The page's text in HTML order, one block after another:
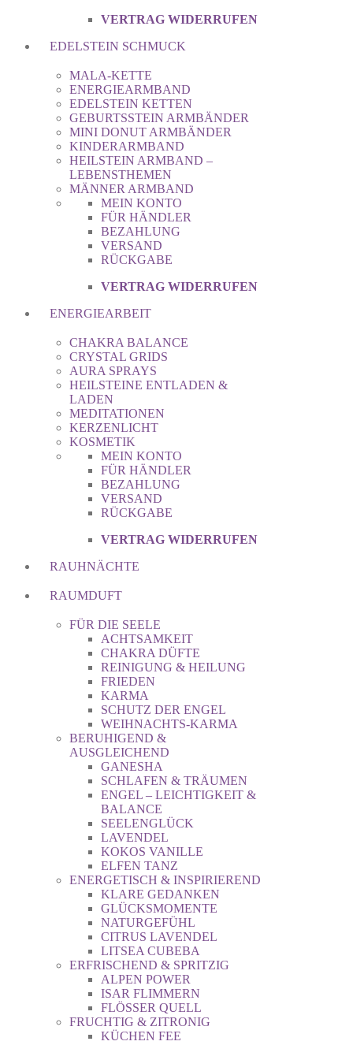
VERTRAG WIDERRUFEN
EDELSTEIN SCHMUCK
MALA-KETTE
ENERGIEARMBAND
EDELSTEIN KETTEN
GEBURTSSTEIN ARMBÄNDER
MINI DONUT ARMBÄNDER
KINDERARMBAND
HEILSTEIN ARMBAND –
LEBENSTHEMEN
MÄNNER ARMBAND
MEIN KONTO
FÜR HÄNDLER
BEZAHLUNG
VERSAND
RÜCKGABE
VERTRAG WIDERRUFEN
ENERGIEARBEIT
CHAKRA BALANCE
CRYSTAL GRIDS
AURA SPRAYS
HEILSTEINE ENTLADEN &
LADEN
MEDITATIONEN
KERZENLICHT
KOSMETIK
MEIN KONTO
FÜR HÄNDLER
BEZAHLUNG
VERSAND
RÜCKGABE
VERTRAG WIDERRUFEN
RAUHNÄCHTE
RAUMDUFT
FÜR DIE SEELE
ACHTSAMKEIT
CHAKRA DÜFTE
REINIGUNG & HEILUNG
FRIEDEN
KARMA
SCHUTZ DER ENGEL
WEIHNACHTS-KARMA
BERUHIGEND &
AUSGLEICHEND
GANESHA
SCHLAFEN & TRÄUMEN
ENGEL – LEICHTIGKEIT &
BALANCE
SEELENGLÜCK
LAVENDEL
KOKOS VANILLE
ELFEN TANZ
ENERGETISCH & INSPIRIEREND
KLARE GEDANKEN
GLÜCKSMOMENTE
NATURGEFÜHL
CITRUS LAVENDEL
LITSEA CUBEBA
ERFRISCHEND & SPRITZIG
ALPEN POWER
ISAR FLIMMERN
FLÖSSER QUELL
FRUCHTIG & ZITRONIG
KÜCHEN FEE